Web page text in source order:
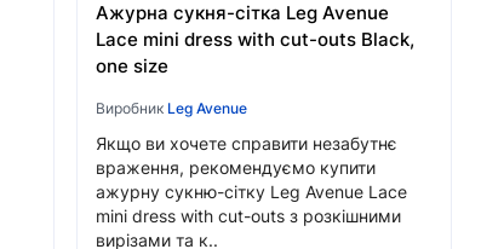
Топ
Ажурна сукня-сітка Leg Avenue
Lace mini dress with cut-outs Black,
one size
Виробник Leg Avenue
Якщо ви хочете справити незабутнє
враження, рекомендуємо купити
ажурну сукню-сітку Leg Avenue Lace
mini dress with cut-outs з розкішними
вирізами та к..